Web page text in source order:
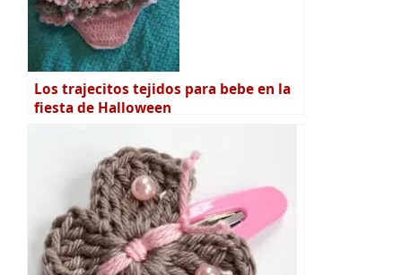
Los trajecitos tejidos para bebe en la
fiesta de Halloween